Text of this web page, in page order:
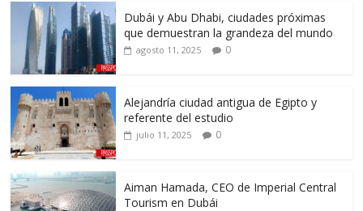
Dubái y Abu Dhabi, ciudades próximas
que demuestran la grandeza del mundo
agosto 11, 2025 0
Alejandría ciudad antigua de Egipto y
referente del estudio
julio 11, 2025 0
Aiman Hamada, CEO de Imperial Central
Tourism en Dubái